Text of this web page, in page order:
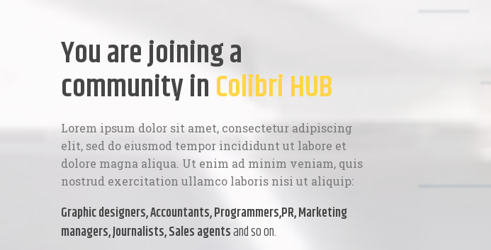
You are joining a
community inColibri HUB
Lorem ipsum dolor sit amet, consectetur adipiscing
elit, sed do eiusmod tempor incididunt ut labore et
dolore magna aliqua. Ut enim ad minim veniam, quis
nostrud exercitation ullamco laboris nisi ut aliquip:
Graphic designers, Accountants, Programmers,PR, Marketing
managers, Journalists, Sales agentsand so on.